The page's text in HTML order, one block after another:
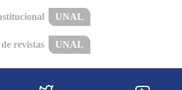
UNAL
revistas UNAL